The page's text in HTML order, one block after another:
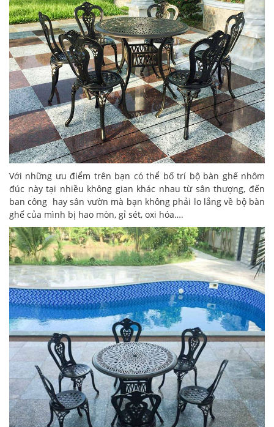
Với những ưu điểm trên bạn có thể bố trí bộ bàn ghế nhôm
đúc này tại nhiều không gian khác nhau từ sân thượng, đến
ban công hay sân vườn mà bạn không phải lo lắng về bộ bàn
ghế của mình bị hao mòn, gỉ sét, oxi hóa….